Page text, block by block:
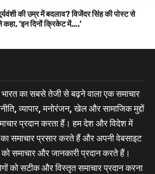
की उम्र में बदलाव? विजेंदर सिंह की पोस्ट से
‘इन दिनों क्रिकेट में….’
भारत का सबसे तेजी से बढ़ने वाला एक समाचार
व्यापार, मनोरंजन, खेल और सामाजिक मुद्दों
प्रदान करता हैं। हम देश और विदेश में
समाचार प्रसार करते हैं और अपनी वेबसाइट
समाचार और जानकारी प्रदान करते हैं।
को सटीक और विस्तृत समाचार प्रदान करना